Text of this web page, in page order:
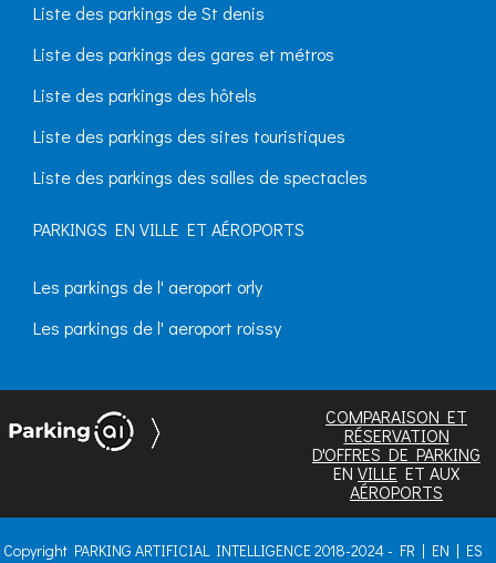
Liste des parkings de St denis
Liste des parkings des gares et métros
Liste des parkings des hôtels
Liste des parkings des sites touristiques
Liste des parkings des salles de spectacles
PARKINGS EN VILLE ET AÉROPORTS
Les parkings de l' aeroport orly
Les parkings de l' aeroport roissy
COMPARAISON ET
RÉSERVATION
D'OFFRES DE PARKING
EN VILLE ET AUX
AÉROPORTS
Copyright PARKING ARTIFICIAL INTELLIGENCE 2018-2024 - FR| EN | ES